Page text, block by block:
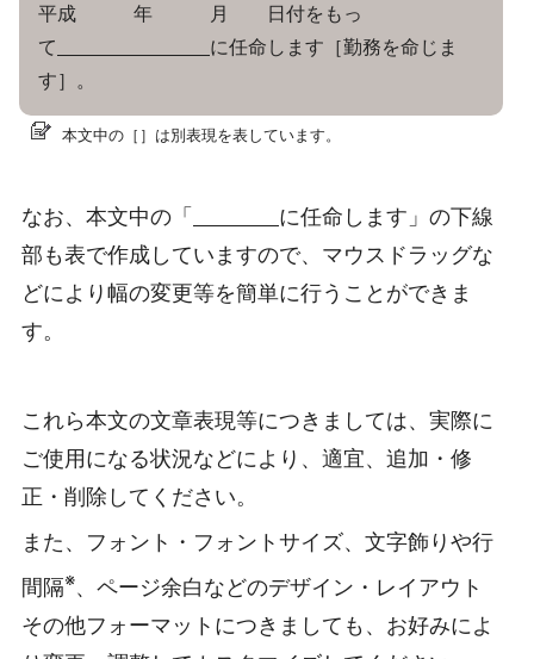
平成 年 月 日付をもっ
て
に任命します［勤務を命じま
す］。
本文中の［］は別表現を表しています。
なお、本文中の「
に任命します」の下線
部も表で作成していますので、マウスドラッグな
どにより幅の変更等を簡単に行うことができま
す。
これら本文の文章表現等につきましては、実際に
ご使用になる状況などにより、適宜、追加・修
正・削除してください。
また、フォント・フォントサイズ、文字飾りや行
間隔※、ページ余白などのデザイン・レイアウト
その他フォーマットにつきましても、お好みによ